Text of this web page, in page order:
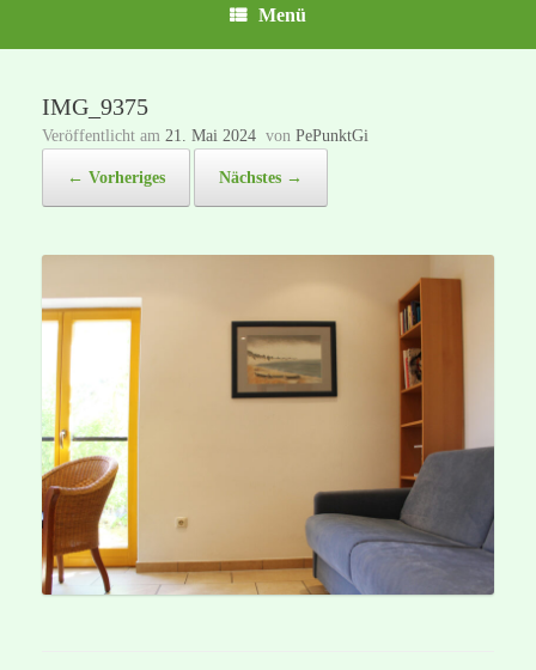
Menü
IMG_9375
Veröffentlicht am 21. Mai 2024 von PePunktGi
← Vorheriges Nächstes →